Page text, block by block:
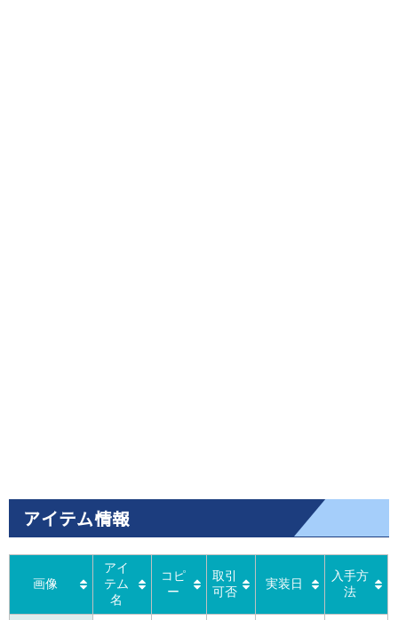
アイテム情報
画像
アイ
テム
名
コピ
ー
取引
可否
実装日
入手方
法